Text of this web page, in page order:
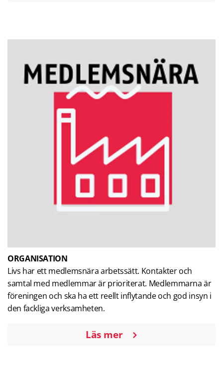
ORGANISATION
Livs har ett medlemsnära arbetssätt. Kontakter och
samtal med medlemmar är prioriterat. Medlemmarna är
föreningen och ska ha ett reellt inflytande och god insyn i
den fackliga verksamheten.
Läs mer om